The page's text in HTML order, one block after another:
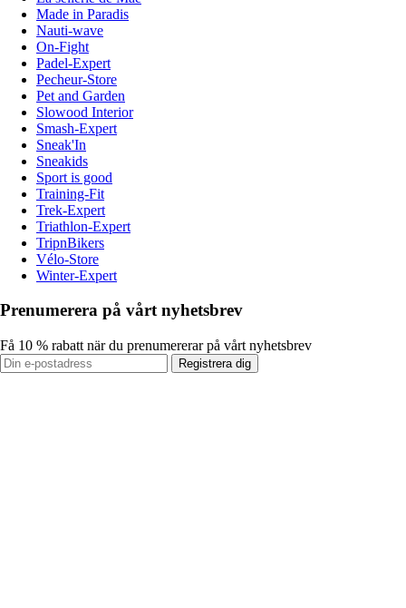
Made in Paradis
Nauti-wave
On-Fight
Padel-Expert
Pecheur-Store
Pet and Garden
Slowood Interior
Smash-Expert
Sneak'In
Sneakids
Sport is good
Training-Fit
Trek-Expert
Triathlon-Expert
TripnBikers
Vélo-Store
Winter-Expert
Prenumerera på vårt nyhetsbrev
Få 10 % rabatt när du prenumererar på vårt nyhetsbrev
Registrera dig